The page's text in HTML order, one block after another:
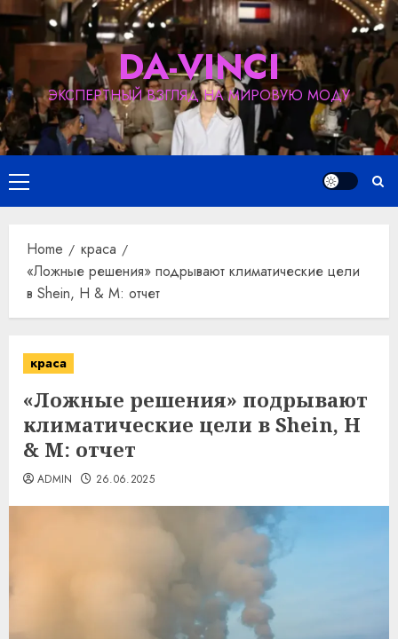
Skip
content
DA-VINCI
ЭКСПЕРТНЫЙ ВЗГЛЯД НА МИРОВУЮ МОДУ
Primary
Menu
Home
краса
«Ложные решения» подрывают климатические цели
в Shein, H & M: отчет
краса
«Ложные решения» подрывают
климатические цели в Shein, H
& M: отчет
ADMIN 26.06.2025